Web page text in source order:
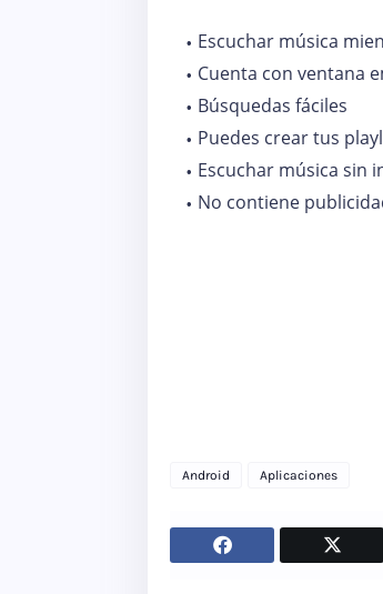
Escuchar música
Cuenta con ventana
Búsquedas fáciles
Puedes crear tus
Escuchar música sin
No contiene
Android Aplicaciones